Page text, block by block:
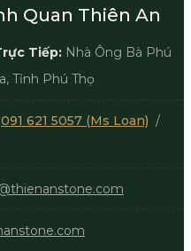
Quan Thiên An
Tiếp:Nhà Ông Bà Phú
Tỉnh Phú Thọ
091 621 5057 (Ms Loan) /